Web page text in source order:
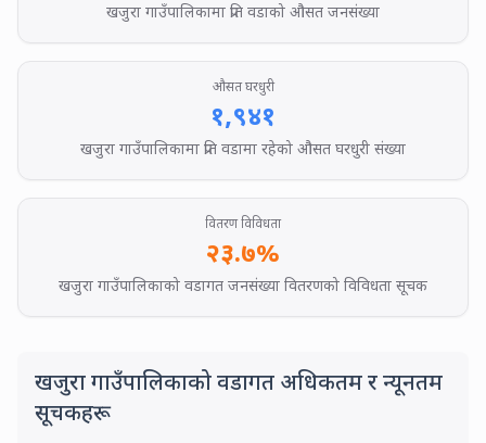
खजुरा गाउँपालिकामा प्रति वडाको औसत जनसंख्याAverage
औसत घरधुरीAVERAGE HOUSEHOLDS IN
१,९४१
खजुरा गाउँपालिकामा प्रति वडामा रहेको औसत घरधुरी संख्याAverage
वितरण विविधताDISTRIBUTION DIVERSITY IN
२३.७%
खजुरा गाउँपालिकाको वडागत जनसंख्या वितरणको विविधता सूचकWard
खजुरा गाउँपालिकाको वडागत अधिकतम र न्यूनतम
सूचकहरूWard-wise Maximum and Minimum